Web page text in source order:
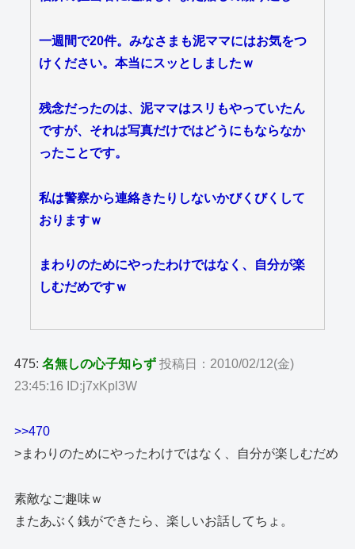
一週間で20件。みなさまも泥ママにはお気をつ
けください。本当にスッとしましたｗ
残念だったのは、泥ママはスリもやっていたん
ですが、それは写真だけではどうにもならなか
ったことです。
私は警察から連絡きたりしないかびくびくして
おりますｗ
まわりのためにやったわけではなく、自分が楽
しむだめですｗ
475:名無しの心子知らず 投稿日：2010/02/12(金)
23:45:16 ID:j7xKpl3W
>>470
>まわりのためにやったわけではなく、自分が楽しむだめ
素敵なご趣味ｗ
またあぶく銭ができたら、楽しいお話してちょ。